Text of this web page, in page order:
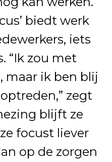
biedt werk
iets
“Ik zou met
maar ik ben blij
zegt
blijft ze
focust liever
op de zorgen